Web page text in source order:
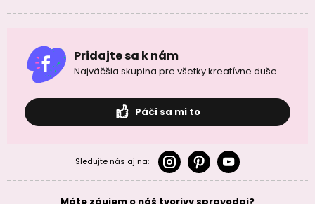
Pridajte sa k nám
Najväčšia skupina pre všetky kreatívne duše
Páči sa mi to
Sledujte nás aj na: